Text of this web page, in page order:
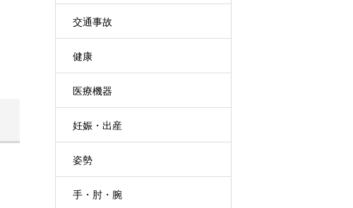
交通事故
健康
医療機器
妊娠・出産
姿勢
手・肘・腕